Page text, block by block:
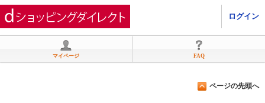
ログイン
マイページ FAQ
ページの先頭へ